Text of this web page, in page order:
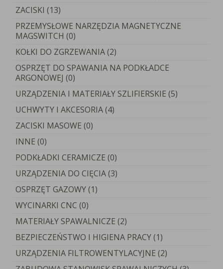
ZACISKI (13)
PRZEMYSŁOWE NARZĘDZIA MAGNETYCZNE
MAGSWITCH (0)
KOŁKI DO ZGRZEWANIA (2)
OSPRZĘT DO SPAWANIA NA PODKŁADCE
ARGONOWEJ (0)
URZĄDZENIA I MATERIAŁY SZLIFIERSKIE (5)
UCHWYTY I AKCESORIA (4)
ZACISKI MASOWE (0)
INNE (0)
PODKŁADKI CERAMICZE (0)
URZĄDZENIA DO CIĘCIA (3)
OSPRZĘT GAZOWY (1)
WYCINARKI CNC (0)
MATERIAŁY SPAWALNICZE (2)
BEZPIECZEŃSTWO I HIGIENA PRACY (1)
URZĄDZENIA FILTROWENTYLACYJNE (2)